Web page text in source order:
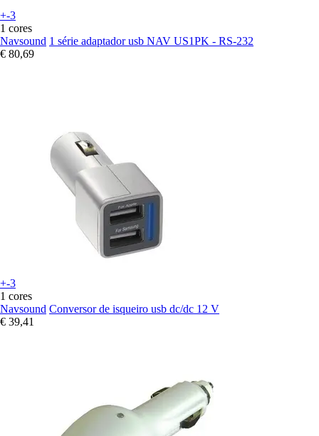
+-3
1 cores
Navsound 1 série adaptador usb NAV US1PK - RS-232
€ 80,69
+-3
1 cores
Navsound Conversor de isqueiro usb dc/dc 12 V
€ 39,41